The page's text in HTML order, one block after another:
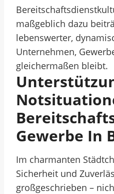
maßgeblich dazu
lebenswerter,
Unternehmen,
gleichermaßen bleibt.
Gewerbe In
Im charmanten
Sicherheit und
großgeschrieben –